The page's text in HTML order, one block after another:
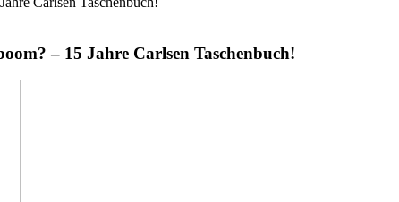
– 15 Jahre Carlsen Taschenbuch!